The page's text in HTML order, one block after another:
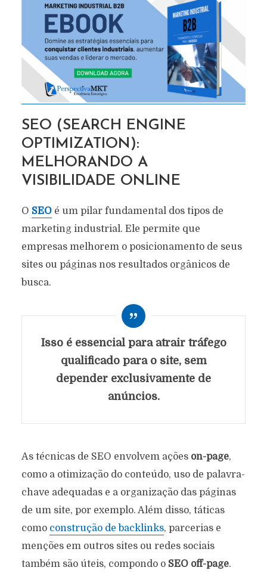
SEO (SEARCH ENGINE
OPTIMIZATION):
MELHORANDO A
VISIBILIDADE ONLINE
O SEOé um pilar fundamental dos tipos de
marketing industrial. Ele permite que
empresas melhorem o posicionamento de seus
sites ou páginas nos resultados orgânicos de
busca.
Isso é essencial para atrair tráfego
qualificado para o site, sem
depender exclusivamente de
anúncios.
As técnicas de SEO envolvem ações on-page,
como a otimização do conteúdo, uso de palavra-
chave adequadas e a organização das páginas
de um site, por exemplo. Além disso, táticas
como construção de backlinks, parcerias e
menções em outros sites ou redes sociais
também são úteis, compondo o SEO off-page.